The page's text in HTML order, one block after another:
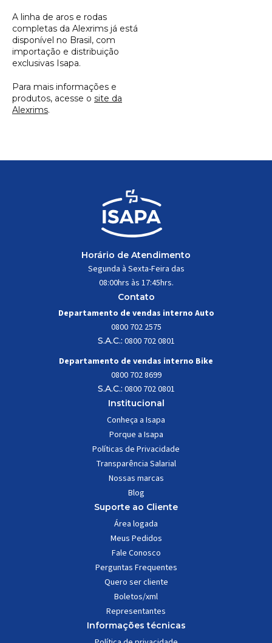
A linha de aros e rodas
completas da Alexrims já está
disponível no Brasil, com
importação e distribuição
exclusivas Isapa.
Para mais informações e
produtos, acesse o site da
Alexrims.
Horário de Atendimento
Segunda à Sexta-Feira das
08:00hrs às 17:45hrs.
Contato
Departamento de vendas interno Auto
0800 702 2575
S.A.C.: 0800 702 0801
Departamento de vendas interno Bike
0800 702 8699
S.A.C.: 0800 702 0801
Institucional
Conheça a Isapa
Porque a Isapa
Políticas de Privacidade
Transparência Salarial
Nossas marcas
Blog
Suporte ao Cliente
Área logada
Meus Pedidos
Fale Conosco
Perguntas Frequentes
Quero ser cliente
Boletos/xml
Representantes
Informações técnicas